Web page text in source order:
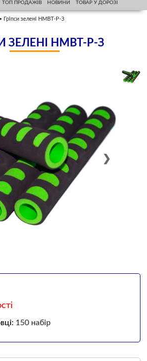
ТОП ПРОДАЖІВ НОВИНИ ТОВАР У ДОРОЗІ
Гріпси зелені НМВТ-Р-З
ЗЕЛЕНІ НМВТ-Р-З
❯
150 набір